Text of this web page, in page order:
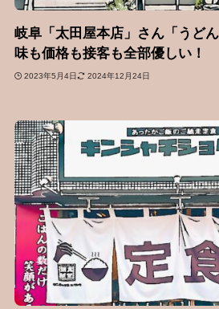
岐阜「太田屋本店」さん「うど
味も価格も接客も全部優しい！
2023年5月4日 2024年12月24日